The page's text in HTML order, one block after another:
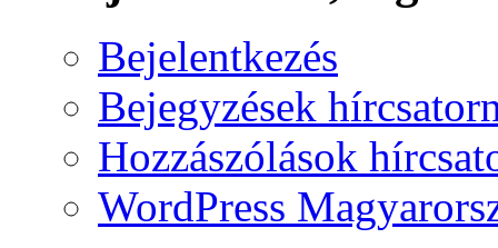
Bejelentkezés
Bejegyzések
Hozzászólások
WordPress